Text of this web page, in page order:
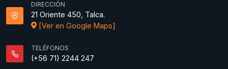
DIRECCIÓN
21 Oriente 450, Talca.
[Ver en Google Maps]
TELÉFONOS
(+56 71) 2244 247